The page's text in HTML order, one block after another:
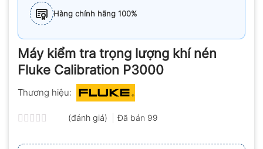
Hàng chính hãng 100%
Máy kiểm tra trọng lượng khí nén
Fluke Calibration P3000
Thương hiệu:
xếp
(đánh giá) Đã bán 99